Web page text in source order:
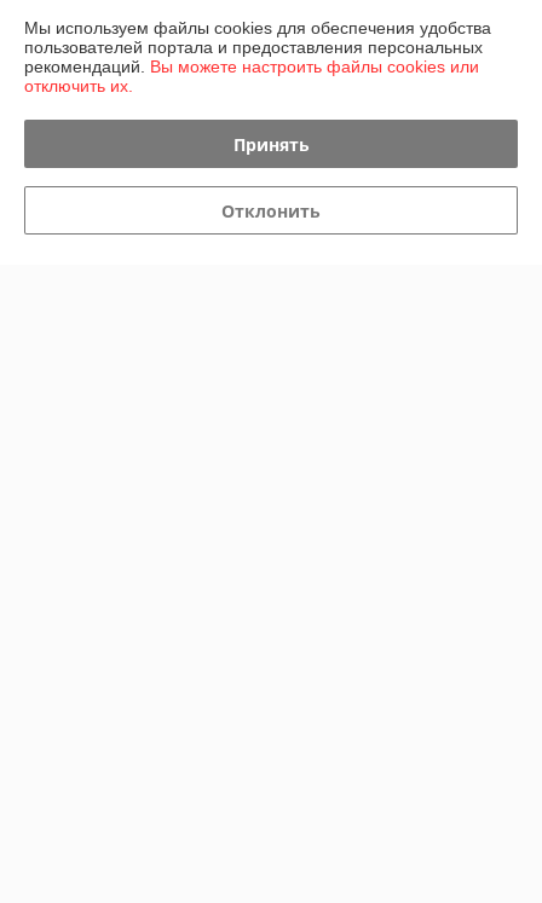
01.03.2021
Покупатель
Хотелось бы,чтоб велосипед был без царапин,а в остальном все
Мы используем файлы cookies для обеспечения удобства
пользователей портала и предоставления персональных
рекомендаций. Вы можете настроить файлы cookies или
отключить их.
Принять
Отклонить